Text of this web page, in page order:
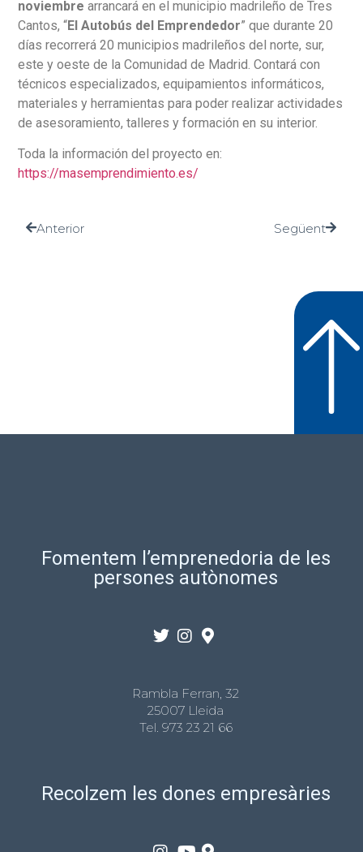
noviembre arrancará en el municipio madrileño de Tres
Cantos, “El Autobús del Emprendedor” que durante 20
días recorrerá 20 municipios madrileños del norte, sur,
este y oeste de la Comunidad de Madrid. Contará con
técnicos especializados, equipamientos informáticos,
materiales y herramientas para poder realizar actividades
de asesoramiento, talleres y formación en su interior.
Toda la información del proyecto en:
https://masemprendimiento.es/
Anterior Següent
Fomentem l’emprenedoria de les
persones autònomes
Rambla Ferran, 32
25007 Lleida
Tel. 973 23 21 66
Recolzem les dones empresàries